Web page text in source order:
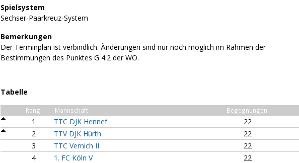
Spielsystem
Sechser-Paarkreuz-System
Bemerkungen
Der Terminplan ist verbindlich. Änderungen sind nur noch möglich im Rahmen der
Bestimmungen des Punktes G 4.2 der WO.
Tabelle
Rang Mannschaft Begegnungen
1 TTC DJK Hennef 22
2
TTV DJK Hürth 22
3
TTC Vernich II 22
4
1. FC Köln V 22